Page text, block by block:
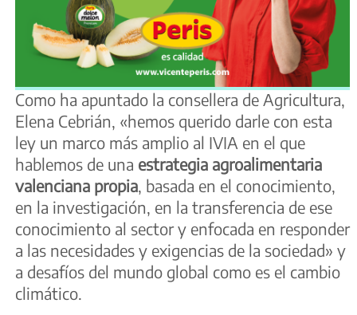
Como ha apuntado la consellera de Agricultura,
Elena Cebrián, «hemos querido darle con esta
ley un marco más amplio al IVIA en el que
hablemos de una estrategia agroalimentaria
valenciana propia , basada en el conocimiento,
en la investigación, en la transferencia de ese
conocimiento al sector y enfocada en responder
a las necesidades y exigencias de la sociedad» y
a desafíos del mundo global como es el cambio
climático.